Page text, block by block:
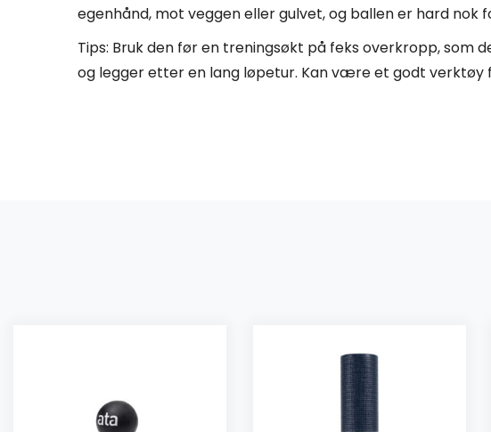
egenhånd, mot veggen eller gulvet, og ballen er hard
Tips: Bruk den før en treningsøkt på feks overkropp, som
og legger etter en lang løpetur. Kan være et godt verktøy